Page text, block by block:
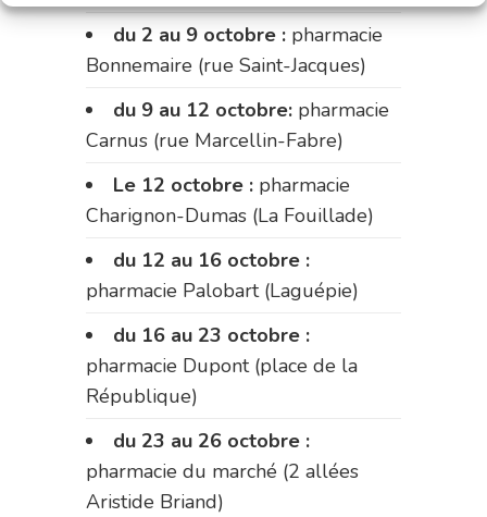
du 2 au 9 octobre : pharmacie
Bonnemaire (rue Saint-Jacques)
du 9 au 12 octobre: pharmacie
Carnus (rue Marcellin-Fabre)
Le 12 octobre : pharmacie
Charignon-Dumas (La Fouillade)
du 12 au 16 octobre :
pharmacie Palobart (Laguépie)
du 16 au 23 octobre :
pharmacie Dupont (place de la
République)
du 23 au 26 octobre :
pharmacie du marché (2 allées
Aristide Briand)